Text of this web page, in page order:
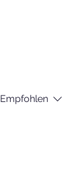
Empfohlen